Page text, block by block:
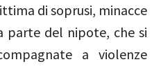
di soprusi, minacce
parte del nipote, che si
a violenze